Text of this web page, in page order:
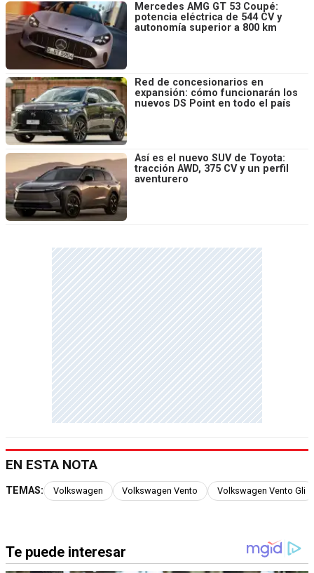
Mercedes AMG GT 53 Coupé:
potencia eléctrica de 544 CV y
autonomía superior a 800 km
Red de concesionarios en
expansión: cómo funcionarán los
nuevos DS Point en todo el país
Así es el nuevo SUV de Toyota:
tracción AWD, 375 CV y un perfil
aventurero
EN ESTA NOTA
TEMAS: Volkswagen Volkswagen Vento Volkswagen Vento Gli